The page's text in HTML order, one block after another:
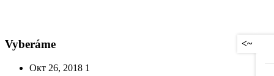
Vyberáme
Окт 26, 2018 1
<~